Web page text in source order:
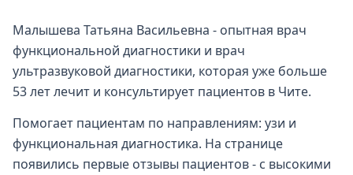
Малышева Татьяна Васильевна - опытная врач
функциональной диагностики и врач
ультразвуковой диагностики, которая уже больше
53 лет лечит и консультирует пациентов в Чите.
Помогает пациентам по направлениям: узи и
функциональная диагностика. На странице
появились первые отзывы пациентов - с высокими